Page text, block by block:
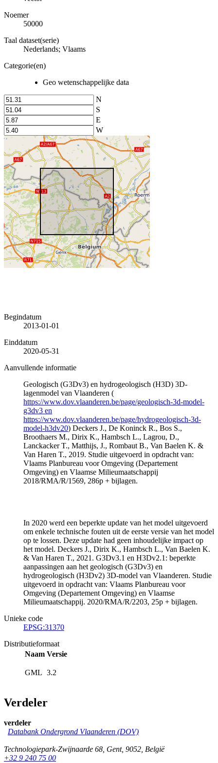
Noemer
50000
Taal dataset(serie)
Nederlands; Vlaams
Categorie(en)
Geo wetenschappelijke data
N
S
E
W
Begindatum
2013-01-01
Einddatum
2020-05-31
Aanvullende informatie
Geologisch (G3Dv3) en hydrogeologisch (H3D) 3D-
lagenmodel van Vlaanderen (
https://www.dov.vlaanderen.be/page/geologisch-3d-model-
g3dv3 en
https://www.dov.vlaanderen.be/page/hydrogeologisch-3d-
model-h3dv20) Deckers J., De Koninck R., Bos S.,
Broothaers M., Dirix K., Hambsch L., Lagrou, D.,
Lanckacker T., Matthijs, J., Rombaut B., Van Baelen K. &
Van Haren T., 2019. Studie uitgevoerd in opdracht van:
Vlaams Planbureau voor Omgeving (Departement
Omgeving) en Vlaamse Milieumaatschappij
2018/RMA/R/1569, 286p + bijlagen.
In 2020 werd een beperkte update van het model uitgevoerd
om enkele technische fouten uit de eerste versie van het model
op te lossen. Deze update had geen inhoudelijke impact op
het model. Deckers J., Dirix K., Hambsch L., Van Baelen K.
& Van Haren T., 2021. G3Dv3.1 en H3Dv2.1: beperkte
aanpassingen aan het geologisch (G3Dv3) en
hydrogeologisch (H3Dv2) 3D-model van Vlaanderen. Studie
uitgevoerd in opdracht van: Vlaams Planbureau voor
Omgeving (Departement Omgeving) en Vlaamse
Milieumaatschappij. 2020/RMA/R/2203, 25p + bijlagen.
Unieke code
EPSG:31370
Distributieformaat
Naam Versie
GML 3.2
Verdeler
verdeler
Databank Ondergrond Vlaanderen (DOV)
Technologiepark-Zwijnaarde 68, Gent, 9052, België
+32 9 240 75 00